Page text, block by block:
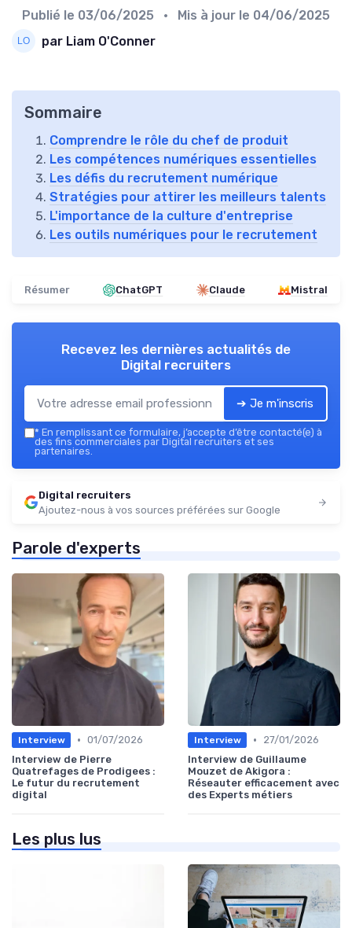
Publié le 03/06/2025 • Mis à jour le 04/06/2025
par Liam O'Conner
Sommaire
Comprendre le rôle du chef de produit
Les compétences numériques essentielles
Les défis du recrutement numérique
Stratégies pour attirer les meilleurs talents
L'importance de la culture d'entreprise
Les outils numériques pour le recrutement
Résumer ChatGPT Claude Mistral
Recevez les dernières actualités de
Digital recruiters
➔ Je m'inscris
* En remplissant ce formulaire, j’accepte d’être contacté(e) à
des fins commerciales par Digital recruiters et ses
partenaires.
Digital recruiters
Ajoutez-nous à vos sources préférées sur Google
Parole d'experts
Interview • 01/07/2026
Interview de Pierre
Quatrefages de Prodigees :
Le futur du recrutement
digital
Interview •
27/01/2026
Interview de Guillaume
Mouzet de Akigora :
Réseauter efficacement avec
des Experts métiers
Les plus lus